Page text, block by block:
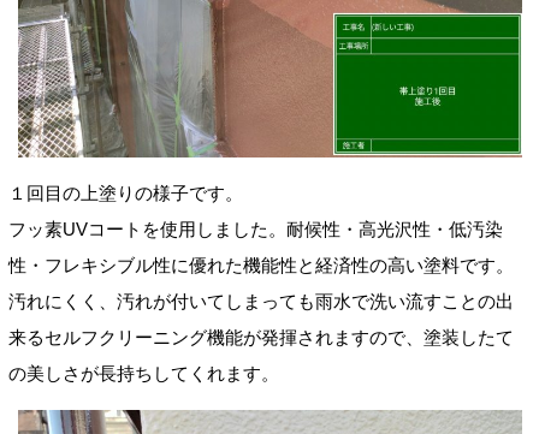
１回目の上塗りの様子です。
フッ素UVコートを使用しました。 耐候性・高光沢性・低汚染
性・フレキシブル性に優れた機能性と経済性の高い塗料です。
汚れにくく、汚れが付いてしまっても雨水で洗い流すことの出
来るセルフクリーニング機能が発揮されますので、塗装したて
の美しさが長持ちしてくれます。